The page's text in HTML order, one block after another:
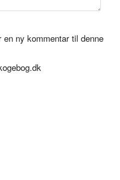
ny kommentar til denne